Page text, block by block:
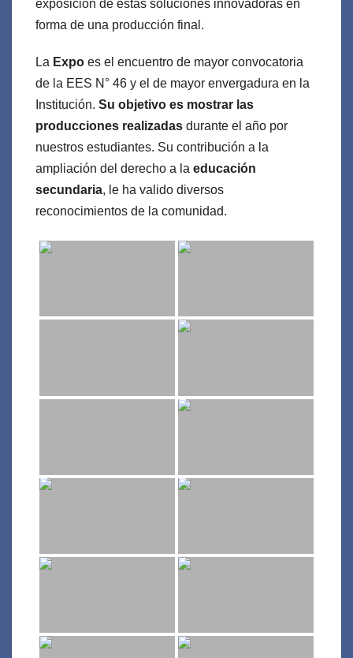
exposición de estas soluciones innovadoras en
forma de una producción final.
La Expo es el encuentro de mayor convocatoria
de la EES N° 46 y el de mayor envergadura en la
Institución. Su objetivo es mostrar las
producciones realizadas durante el año por
nuestros estudiantes. Su contribución a la
ampliación del derecho a la educación
secundaria, le ha valido diversos
reconocimientos de la comunidad.